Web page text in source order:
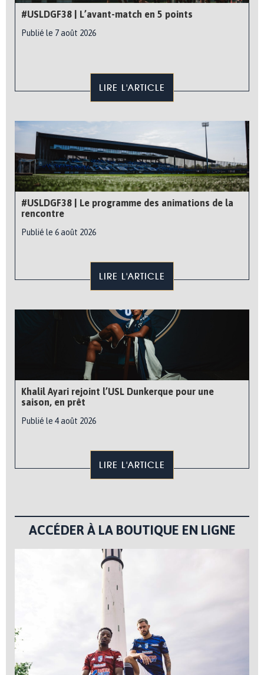
#USLDGF38 | L’avant-match en 5 points
Publié le 7 août 2026
LIRE L'ARTICLE
#USLDGF38 | Le programme des animations de la
rencontre
Publié le 6 août 2026
LIRE L'ARTICLE
Khalil Ayari rejoint l’USL Dunkerque pour une
saison, en prêt
Publié le 4 août 2026
LIRE L'ARTICLE
ACCÉDER À LA BOUTIQUE EN LIGNE